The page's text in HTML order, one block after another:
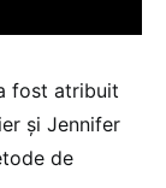
fost atribuit
şi Jennifer
de